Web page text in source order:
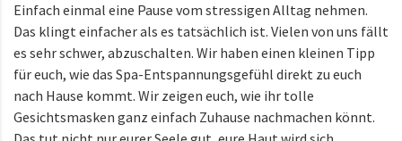
Einfach einmal eine Pause vom stressigen Alltag nehmen.
Das klingt einfacher als es tatsächlich ist. Vielen von uns fällt
es sehr schwer, abzuschalten. Wir haben einen kleinen Tipp
für euch, wie das Spa-Entspannungsgefühl direkt zu euch
nach Hause kommt. Wir zeigen euch, wie ihr tolle
Gesichtsmasken ganz einfach Zuhause nachmachen könnt.